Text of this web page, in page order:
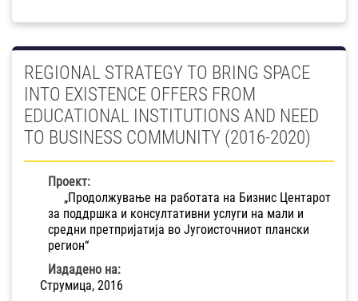
REGIONAL STRATEGY TO BRING SPACE
INTO EXISTENCE OFFERS FROM
EDUCATIONAL INSTITUTIONS AND NEED
TO BUSINESS COMMUNITY (2016-2020)
Проект:
„Продолжување на работата на Бизнис Центарот
за поддршка и консултативни услуги на мали и
средни претпријатија во Југоисточниот плански
регион“
Издадено на:
Струмица, 2016